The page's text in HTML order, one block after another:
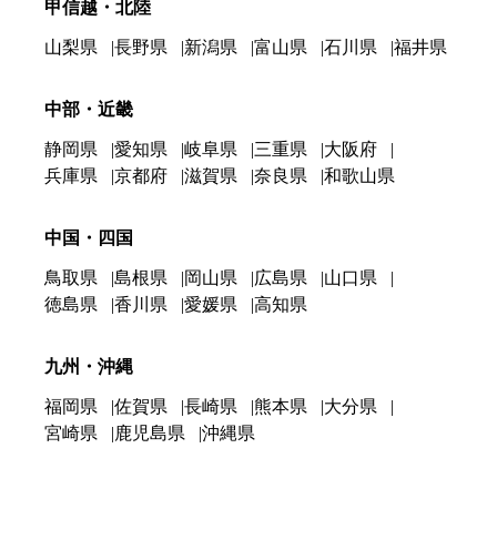
甲信越・北陸
山梨県 長野県 新潟県 富山県 石川県 福井県
中部・近畿
静岡県 愛知県 岐阜県 三重県
大阪府
兵庫県
京都府 滋賀県 奈良県 和歌山県
中国・四国
鳥取県 島根県 岡山県 広島県
山口県
徳島県
香川県 愛媛県 高知県
九州・沖縄
福岡県 佐賀県 長崎県 熊本県
大分県
宮崎県
鹿児島県 沖縄県